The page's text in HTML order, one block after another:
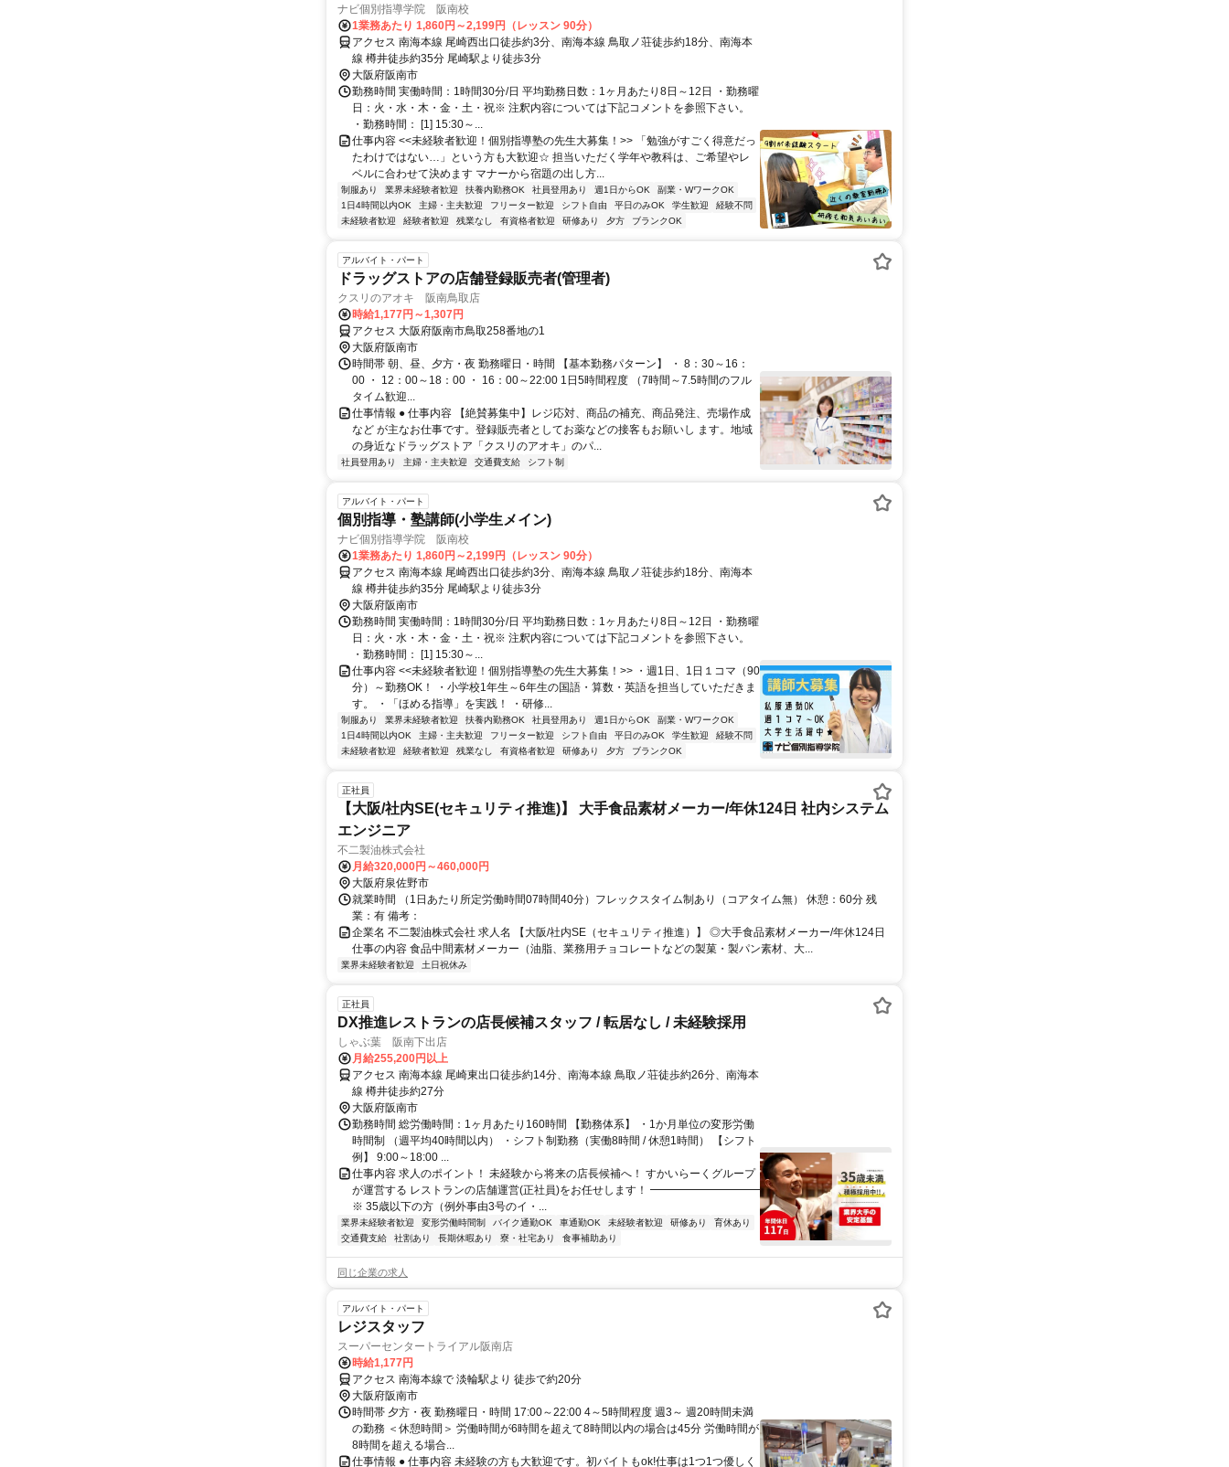
ナビ個別指導学院 阪南校
1業務あたり 1,860円～2,199円（レッスン 90分）
アクセス 南海本線 尾崎西出口徒歩約3分、南海本線 鳥取ノ荘徒歩約18分、南海本
線 樽井徒歩約35分 尾崎駅より徒歩3分
大阪府阪南市
勤務時間 実働時間：1時間30分/日 平均勤務日数：1ヶ月あたり8日～12日 ・勤務曜
日：火・水・木・金・土・祝※ 注釈内容については下記コメントを参照下さい。
・勤務時間： [1] 15:30～...
仕事内容 <<未経験者歓迎！個別指導塾の先生大募集！>> 「勉強がすごく得意だっ
たわけではない…」という方も大歓迎☆ 担当いただく学年や教科は、ご希望やレ
ベルに合わせて決めます マナーから宿題の出し方...
制服あり 業界未経験者歓迎 扶養内勤務OK 社員登用あり 週1日からOK
副業・WワークOK
1日4時間以内OK
主婦・主夫歓迎 フリーター歓迎 シフト自由 平日のみOK 学生歓迎
経験不問
未経験者歓迎
経験者歓迎 残業なし 有資格者歓迎 研修あり 夕方 ブランクOK
アルバイト・パート
ドラッグストアの店舗登録販売者(管理者)
クスリのアオキ 阪南鳥取店
時給1,177円～1,307円
アクセス 大阪府阪南市鳥取258番地の1
大阪府阪南市
時間帯 朝、昼、夕方・夜 勤務曜日・時間 【基本勤務パターン】 ・ 8：30～16：
00 ・ 12：00～18：00 ・ 16：00～22:00 1日5時間程度 （7時間～7.5時間のフル
タイム歓迎...
仕事情報 ● 仕事内容 【絶賛募集中】レジ応対、商品の補充、商品発注、売場作成
など が主なお仕事です。登録販売者としてお薬などの接客もお願いし ます。地域
の身近なドラッグストア「クスリのアオキ」のパ...
社員登用あり 主婦・主夫歓迎 交通費支給 シフト制
アルバイト・パート
個別指導・塾講師(小学生メイン)
ナビ個別指導学院 阪南校
1業務あたり 1,860円～2,199円（レッスン 90分）
アクセス 南海本線 尾崎西出口徒歩約3分、南海本線 鳥取ノ荘徒歩約18分、南海本
線 樽井徒歩約35分 尾崎駅より徒歩3分
大阪府阪南市
勤務時間 実働時間：1時間30分/日 平均勤務日数：1ヶ月あたり8日～12日 ・勤務曜
日：火・水・木・金・土・祝※ 注釈内容については下記コメントを参照下さい。
・勤務時間： [1] 15:30～...
仕事内容 <<未経験者歓迎！個別指導塾の先生大募集！>> ・週1日、1日１コマ（90
分）～勤務OK！ ・小学校1年生～6年生の国語・算数・英語を担当していただきま
す。 ・「ほめる指導」を実践！ ・研修...
制服あり 業界未経験者歓迎 扶養内勤務OK 社員登用あり 週1日からOK
副業・WワークOK
1日4時間以内OK
主婦・主夫歓迎 フリーター歓迎 シフト自由 平日のみOK 学生歓迎
経験不問
未経験者歓迎
経験者歓迎 残業なし 有資格者歓迎 研修あり 夕方 ブランクOK
正社員
【大阪/社内SE(セキュリティ推進)】 大手食品素材メーカー/年休124日 社内システム
エンジニア
不二製油株式会社
月給320,000円～460,000円
大阪府泉佐野市
就業時間 （1日あたり所定労働時間07時間40分）フレックスタイム制あり（コアタイム無） 休憩：60分 残
業：有 備考：
企業名 不二製油株式会社 求人名 【大阪/社内SE（セキュリティ推進）】 ◎大手食品素材メーカー/年休124日
仕事の内容 食品中間素材メーカー（油脂、業務用チョコレートなどの製菓・製パン素材、大...
業界未経験者歓迎 土日祝休み
正社員
DX推進レストランの店長候補スタッフ / 転居なし / 未経験採用
しゃぶ葉 阪南下出店
月給255,200円以上
アクセス 南海本線 尾崎東出口徒歩約14分、南海本線 鳥取ノ荘徒歩約26分、南海本
線 樽井徒歩約27分
大阪府阪南市
勤務時間 総労働時間：1ヶ月あたり160時間 【勤務体系】 ・1か月単位の変形労働
時間制 （週平均40時間以内） ・シフト制勤務（実働8時間 / 休憩1時間） 【シフト
例】 9:00～18:00 ...
仕事内容 求人のポイント！ 未経験から将来の店長候補へ！ すかいらーくグループ
が運営する レストランの店舗運営(正社員)をお任せします！ ━━━━━━━━━━
※ 35歳以下の方（例外事由3号のイ・...
業界未経験者歓迎 変形労働時間制 バイク通勤OK 車通勤OK 未経験者歓迎 研修あり
育休あり
交通費支給
社割あり 長期休暇あり 寮・社宅あり 食事補助あり
同じ企業の求人
アルバイト・パート
レジスタッフ
スーパーセンタートライアル阪南店
時給1,177円
アクセス 南海本線で 淡輪駅より 徒歩で約20分
大阪府阪南市
時間帯 夕方・夜 勤務曜日・時間 17:00～22:00 4～5時間程度 週3～ 週20時間未満
の勤務 ＜休憩時間＞ 労働時間が6時間を超えて8時間以内の場合は45分 労働時間が
8時間を超える場合...
仕事情報 ● 仕事内容 未経験の方も大歓迎です。初バイトもok!仕事は1つ1つ優しく